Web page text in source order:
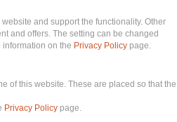
and support the functionality. Other
and offers. The setting can be changed
information on the Privacy Policy page.
of this website. These are placed so that the
Privacy Policy page.